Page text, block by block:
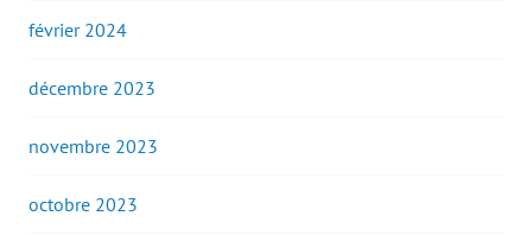
février 2024
décembre 2023
novembre 2023
octobre 2023